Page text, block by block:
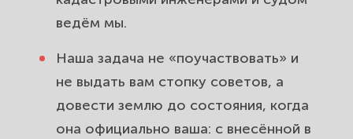
ведём мы.
Наша задача не «поучаствовать» и
не выдать вам стопку советов, а
довести землю до состояния, когда
она официально ваша: с внесённой в